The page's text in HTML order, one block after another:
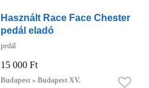
Használt Race Face Chester
pedál eladó
pedál
15 000 Ft
Budapest » Budapest XV.